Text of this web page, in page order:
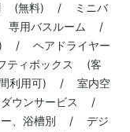
(無料) / ミニバ
バスルーム /
/ ヘアドライヤー
ィボックス (客
利用可) / 室内空
ンサービス /
、浴槽別 / デジ